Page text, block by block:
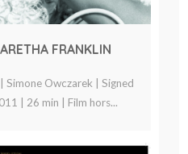
FRANKLIN
Simone Owczarek | Signed
| 26 min | Film hors...